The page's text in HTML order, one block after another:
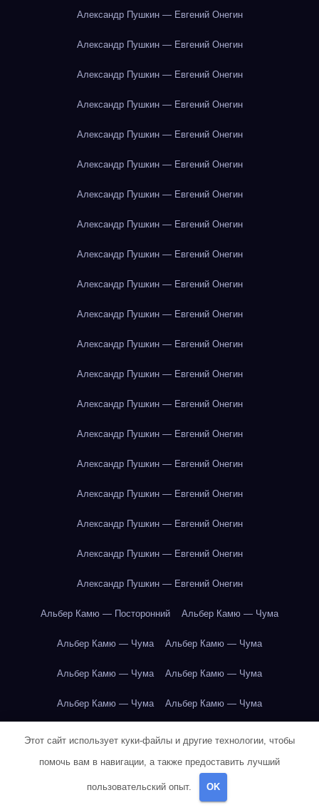
Александр Пушкин — Евгений Онегин
Александр Пушкин — Евгений Онегин
Александр Пушкин — Евгений Онегин
Александр Пушкин — Евгений Онегин
Александр Пушкин — Евгений Онегин
Александр Пушкин — Евгений Онегин
Александр Пушкин — Евгений Онегин
Александр Пушкин — Евгений Онегин
Александр Пушкин — Евгений Онегин
Александр Пушкин — Евгений Онегин
Александр Пушкин — Евгений Онегин
Александр Пушкин — Евгений Онегин
Александр Пушкин — Евгений Онегин
Александр Пушкин — Евгений Онегин
Александр Пушкин — Евгений Онегин
Александр Пушкин — Евгений Онегин
Александр Пушкин — Евгений Онегин
Александр Пушкин — Евгений Онегин
Александр Пушкин — Евгений Онегин
Александр Пушкин — Евгений Онегин
Альбер Камю — Посторонний Альбер Камю — Чума
Альбер Камю — Чума Альбер Камю — Чума
Альбер Камю — Чума Альбер Камю — Чума
Альбер Камю — Чума Альбер Камю — Чума
Альбер Камю — Чума Альбер Камю — Чума
Альбер Камю — Чума Альбер Камю — Чума
Этот сайт использует куки-файлы и другие технологии, чтобы
помочь вам в навигации, а также предоставить лучший
пользовательский опыт. OK